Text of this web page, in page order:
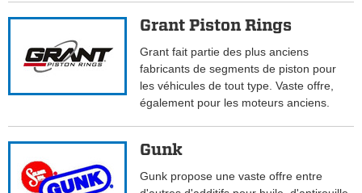
Grant Piston Rings
Grant fait partie des plus anciens
fabricants de segments de piston pour
les véhicules de tout type. Vaste offre,
également pour les moteurs anciens.
Gunk
Gunk propose une vaste offre entre